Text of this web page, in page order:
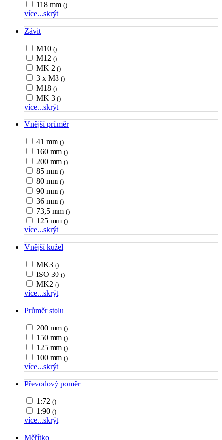
118 mm ()
více...skrýt
Závit
M10 ()
M12 ()
MK 2 ()
3 x M8 ()
M18 ()
MK 3 ()
více...skrýt
Vnější průměr
41 mm ()
160 mm ()
200 mm ()
85 mm ()
80 mm ()
90 mm ()
36 mm ()
73,5 mm ()
125 mm ()
více...skrýt
Vnější kužel
MK3 ()
ISO 30 ()
MK2 ()
více...skrýt
Průměr stolu
200 mm ()
150 mm ()
125 mm ()
100 mm ()
více...skrýt
Převodový poměr
1:72 ()
1:90 ()
více...skrýt
Měřítko